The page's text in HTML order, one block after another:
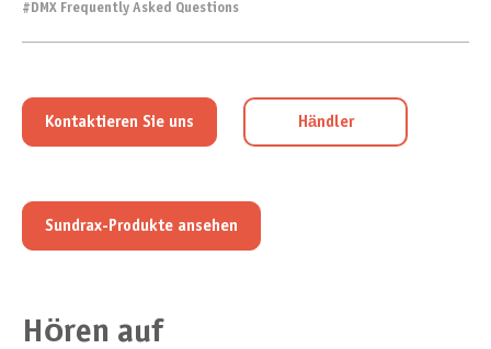
# DMX Frequently Asked Questions
Kontaktieren Sie uns Händler
Sundrax-Produkte ansehen
Hören auf